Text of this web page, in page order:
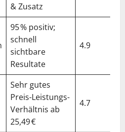
& Zusatz
95 % positiv;
schnell
sichtbare
Resultate
4.9
Sehr gutes
Preis-Leistungs-
Verhältnis ab
25,49 €
4.7